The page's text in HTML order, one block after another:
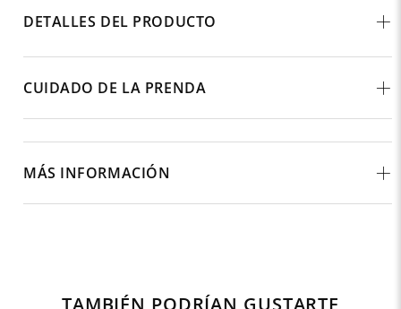
DETALLES DEL PRODUCTO
CUIDADO DE LA PRENDA
MÁS INFORMACIÓN
TAMBIÉN PODRÍAN GUSTARTE